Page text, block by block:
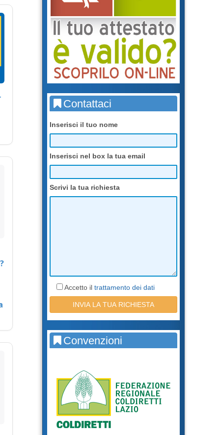
Contattaci
Inserisci il tuo nome
Inserisci nel box la tua email
Scrivi la tua richiesta
Accetto il trattamento dei dati
Convenzioni